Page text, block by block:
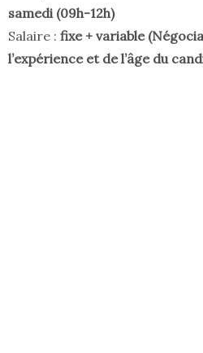
samedi (09h-12h)
Salaire : fixe + variable
l’expérience et de l’âge du